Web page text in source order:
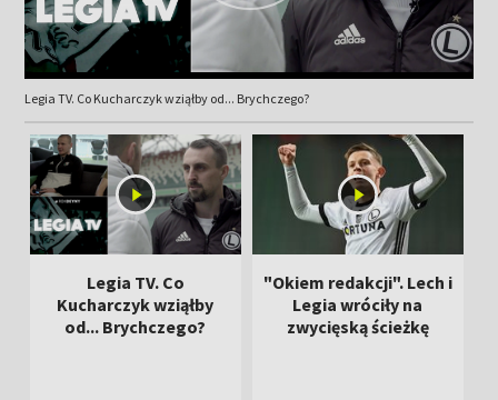
Legia TV. Co Kucharczyk wziąłby od... Brychczego?
Legia TV. Co
Kucharczyk wziąłby
od... Brychczego?
"Okiem redakcji". Lech i
Legia wróciły na
zwycięską ścieżkę